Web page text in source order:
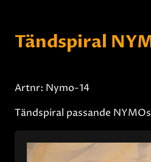
Tändspiral
Artnr: Nymo-14
Tändspiral passande